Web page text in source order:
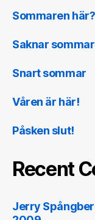
Sommaren här?
Saknar
Snart sommar
Våren är här!
Påsken slut!
Recent
Jerry